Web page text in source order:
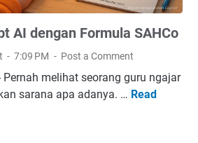
AI dengan Formula SAHCo
7:09 PM Post a Comment
Pernah melihat seorang guru ngajar
sarana apa adanya. … Read